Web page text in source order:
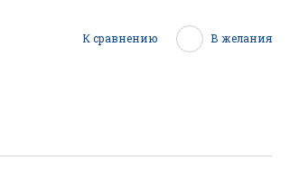
К сравнению В желания